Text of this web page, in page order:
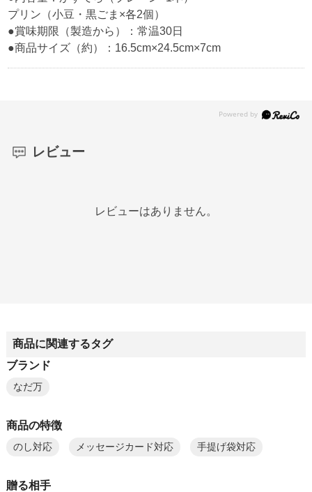
プリン（小豆・黒ごま×各2個）
●賞味期限（製造から）：常温30日
●商品サイズ（約）：16.5cm×24.5cm×7cm
レビュー
レビューはありません。
商品に関連するタグ
ブランド
なだ万
商品の特徴
のし対応 メッセージカード対応 手提げ袋対応
贈る相手